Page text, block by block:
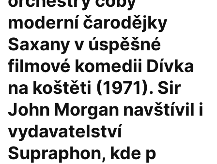
moderní čarodějky
Saxany v úspěšné
filmové komedii Dívka
na koštěti (1971). Sir
John Morgan navštívil i
vydavatelství
Supraphon, kde p